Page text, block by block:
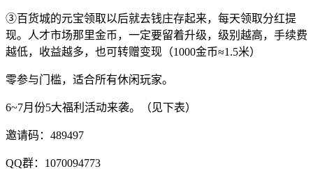
③百货城的元宝领取以后就去钱庄存起来，每天领取分红提
现。人才市场那里金币，一定要留着升级，级别越高，手续费
越低，收益越多，也可转赠变现（1000金币≈1.5米）
零参与门槛，适合所有休闲玩家。
6~7月份5大福利活动来袭。（见下表）
邀请码：489497
QQ群：1070094773